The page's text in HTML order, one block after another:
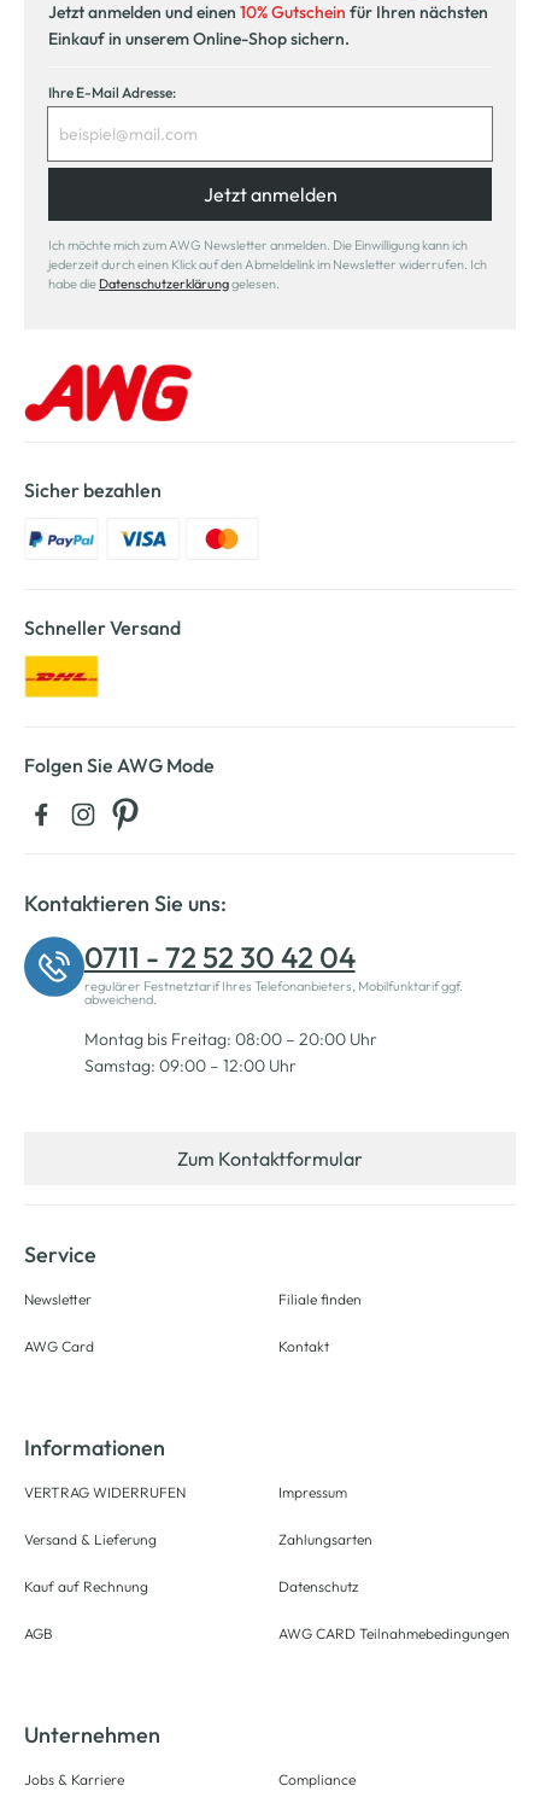
Jetzt anmelden und einen 10% Gutschein für Ihren nächsten
Einkauf in unserem Online-Shop sichern.
Ihre E-Mail Adresse:
Jetzt anmelden
Ich möchte mich zum AWG Newsletter anmelden. Die Einwilligung kann ich
jederzeit durch einen Klick auf den Abmeldelink im Newsletter widerrufen. Ich
habe die Datenschutzerklärunggelesen.
Sicher bezahlen
Schneller Versand
Folgen Sie AWG Mode
Kontaktieren Sie uns:
0711 - 72 52 30 42 04
regulärer Festnetztarif Ihres Telefonanbieters, Mobilfunktarif ggf.
abweichend.
Montag bis Freitag: 08:00 – 20:00 Uhr
Samstag: 09:00 – 12:00 Uhr
Zum Kontaktformular
Service
Newsletter
AWG Card
Filiale finden
Kontakt
Informationen
VERTRAG WIDERRUFEN
Versand & Lieferung
Kauf auf Rechnung
AGB
Impressum
Zahlungsarten
Datenschutz
AWG CARD Teilnahmebedingungen
Unternehmen
Jobs & Karriere Compliance